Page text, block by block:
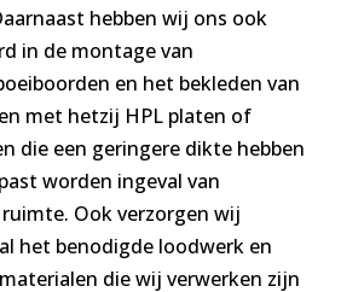
hebben wij ons ook
in de montage van
en het bekleden van
met hetzij HPL platen of
die een geringere dikte hebben
worden ingeval van
Ook verzorgen wij
het benodigde loodwerk en
die wij verwerken zijn